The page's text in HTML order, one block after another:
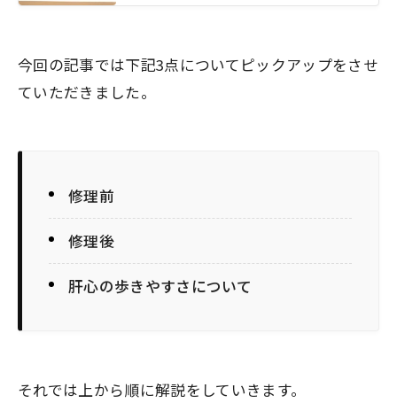
今回の記事では下記3点についてピックアップをさせ
ていただきました。
修理前
修理後
肝心の歩きやすさについて
それでは上から順に解説をしていきます。